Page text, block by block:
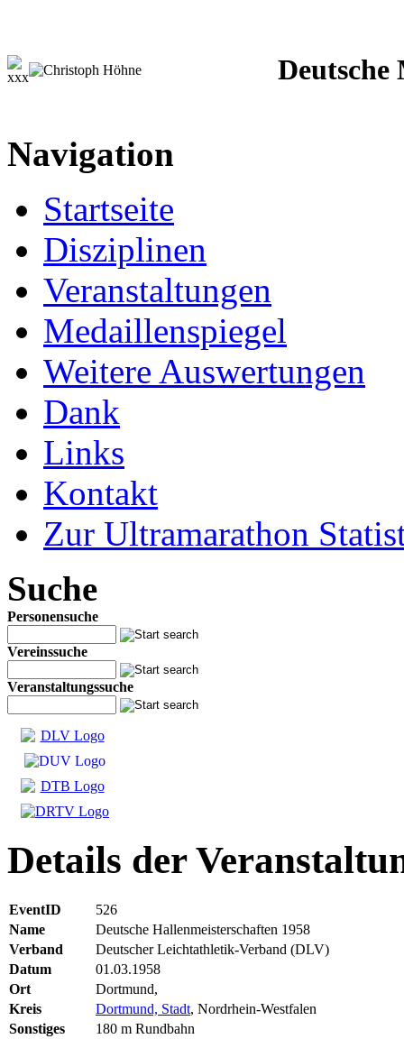
Navigation
Startseite
Disziplinen
Veranstaltungen
Medaillenspiegel
Weitere Auswertungen
Dank
Links
Kontakt
Zur Ultramarathon
Suche
Personensuche
Vereinssuche
Veranstaltungssuche
Details der
EventID
526
Name
Deutsche Hallenmeisterschaften 1958
Verband
Deutscher Leichtathletik-Verband (DLV)
Datum
01.03.1958
Ort
Dortmund,
Kreis
Dortmund, Stadt, Nordrhein-Westfalen
Sonstiges
180 m Rundbahn